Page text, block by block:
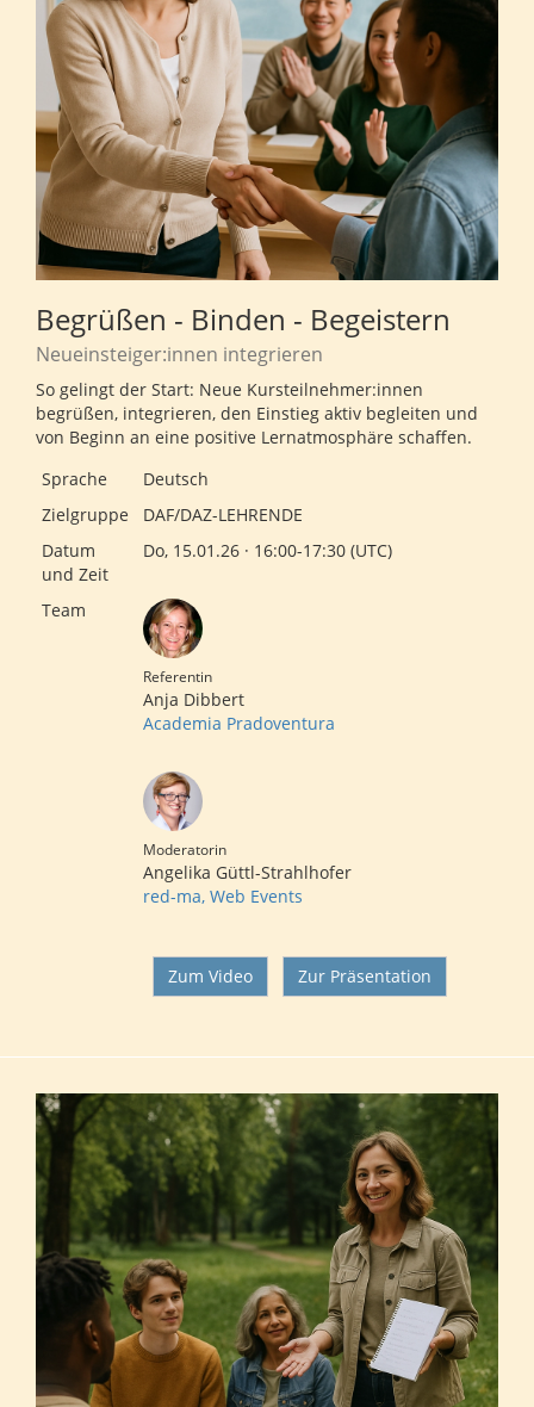
Begrüßen - Binden - Begeistern
Neueinsteiger:innen integrieren
So gelingt der Start: Neue Kursteilnehmer:innen
begrüßen, integrieren, den Einstieg aktiv begleiten und
von Beginn an eine positive Lernatmosphäre schaffen.
Sprache
Deutsch
Zielgruppe
DAF/DAZ-LEHRENDE
Datum
und Zeit
Do, 15.01.26 · 16:00-17:30 (UTC)
Team
Referentin
Anja Dibbert
Academia Pradoventura
Moderatorin
Angelika Güttl-Strahlhofer
red-ma, Web Events
Zum Video Zur Präsentation